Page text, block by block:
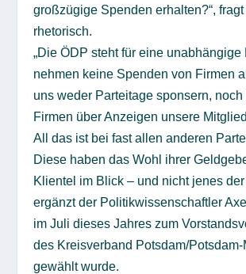
großzügige Spenden erhalten?“,
rhetorisch.
„Die ÖDP steht für eine unabhängige
nehmen keine Spenden von Firmen
uns weder Parteitage sponsern,
Firmen über Anzeigen unsere
All das ist bei fast allen anderen
Diese haben das Wohl ihrer
Klientel im Blick – und nicht jenes der
ergänzt der Politikwissenschaftler
im Juli dieses Jahres zum
des Kreisverband Potsdam/Potsdam-
gewählt wurde.